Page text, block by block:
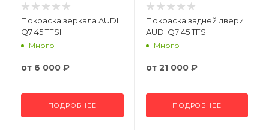
Покраска зеркала AUDI
Q7 45 TFSI
Много
от 6 000 ₽
ПОДРОБНЕЕ
Покраска задней двери
AUDI Q7 45 TFSI
Много
от 21 000 ₽
ПОДРОБНЕЕ